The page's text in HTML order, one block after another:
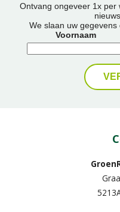
Ontvang ongeveer 1x per
We slaan uw
Voornaam